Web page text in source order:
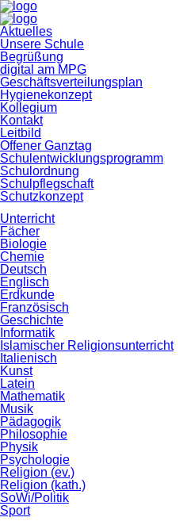
Navigation
überspringen
Aktuelles
Unsere Schule
Begrüßung
digital am MPG
Geschäftsverteilungsplan
Hygienekonzept
Kollegium
Kontakt
Leitbild
Offener Ganztag
Schulentwicklungsprogramm
Schulordnung
Schulpflegschaft
Schutzkonzept
Unterricht
Fächer
Biologie
Chemie
Deutsch
Englisch
Erdkunde
Französisch
Geschichte
Informatik
Islamischer Religionsunterricht
Italienisch
Kunst
Latein
Mathematik
Musik
Pädagogik
Philosophie
Physik
Psychologie
Religion (ev.)
Religion (kath.)
SoWi/Politik
Sport